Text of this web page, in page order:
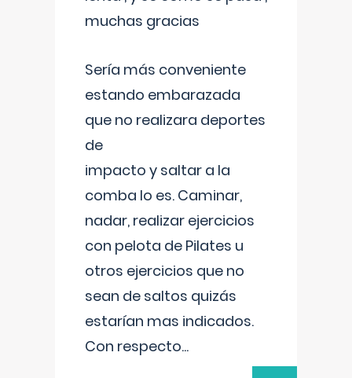
muchas gracias
Sería más conveniente
estando embarazada
que no realizara deportes
de
impacto y saltar a la
comba lo es. Caminar,
nadar, realizar ejercicios
con pelota de Pilates u
otros ejercicios que no
sean de saltos quizás
estarían mas indicados.
Con respecto...